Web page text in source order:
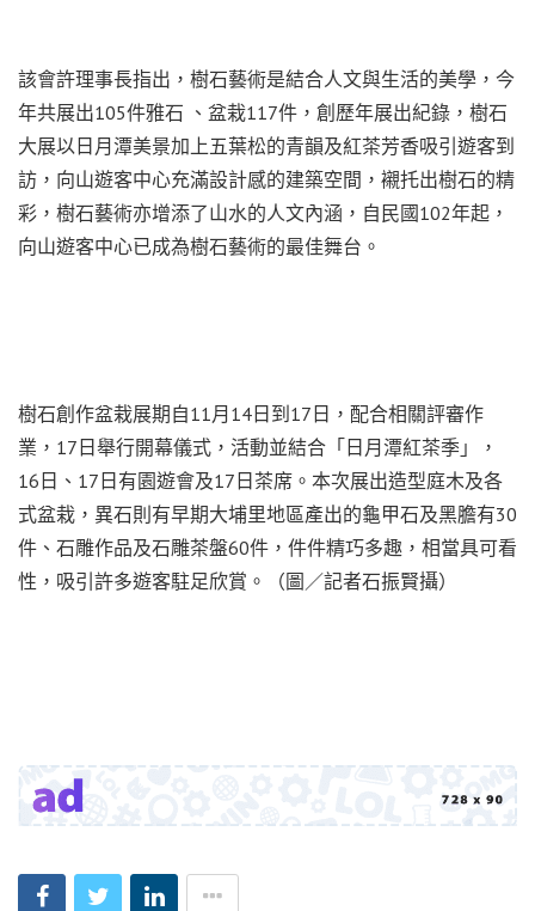
該會許理事長指出，樹石藝術是結合人文與生活的美學，今
年共展出105件雅石 、盆栽117件，創歷年展出紀錄，樹石
大展以日月潭美景加上五葉松的青韻及紅茶芳香吸引遊客到
訪，向山遊客中心充滿設計感的建築空間，襯托出樹石的精
彩，樹石藝術亦增添了山水的人文內涵，自民國102年起，
向山遊客中心已成為樹石藝術的最佳舞台。
樹石創作盆栽展期自11月14日到17日，配合相關評審作
業，17日舉行開幕儀式，活動並結合「日月潭紅茶季」，
16日、17日有園遊會及17日茶席。本次展出造型庭木及各
式盆栽，異石則有早期大埔里地區產出的龜甲石及黑膽有30
件、石雕作品及石雕茶盤60件，件件精巧多趣，相當具可看
性，吸引許多遊客駐足欣賞。（圖／記者石振賢攝）